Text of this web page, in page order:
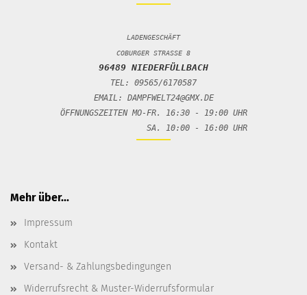
LADENGESCHÄFT
COBURGER STRASSE 8
96489 NIEDERFÜLLBACH
TEL: 09565/6170587
EMAIL: DAMPFWELT24@GMX.DE
ÖFFNUNGSZEITEN MO-FR. 16:30 - 19:00 UHR
SA. 10:00 - 16:00 UHR
Mehr über...
Impressum
Kontakt
Versand- & Zahlungsbedingungen
Widerrufsrecht & Muster-Widerrufsformular